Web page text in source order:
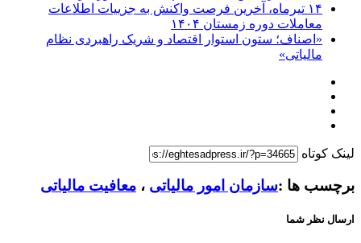
۱۴ تیرماه، آخرین فرصت واکنش به جزییات اطلاعات
معاملات دوره زمستان ۱۴۰۴
«اصناف؛ ستون استوار اقتصاد و شریک راهبردی نظام
مالیاتی»
لینک کوتاه
برچسب ها :سازمان امور مالیاتی ، معافیت مالیاتی
ارسال نظر شما